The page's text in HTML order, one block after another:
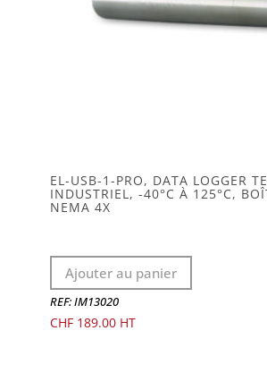
EL-USB-1-PRO, DATA LOGGER
INDUSTRIEL, -40°C À 125°C,
NEMA 4X
Ajouter au panier
REF: IM13020
CHF189.00